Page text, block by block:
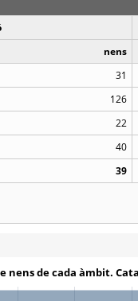
nens
31
126
22
40
39